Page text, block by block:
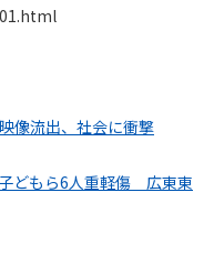
像流出、社会に衝撃
どもら6人重軽傷 広東東